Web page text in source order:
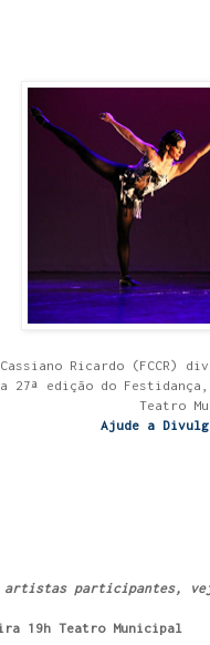
Ricardo (FCCR)
27ª edição do
Teatro
Ajude a
artistas participantes,
19h Teatro Municipal